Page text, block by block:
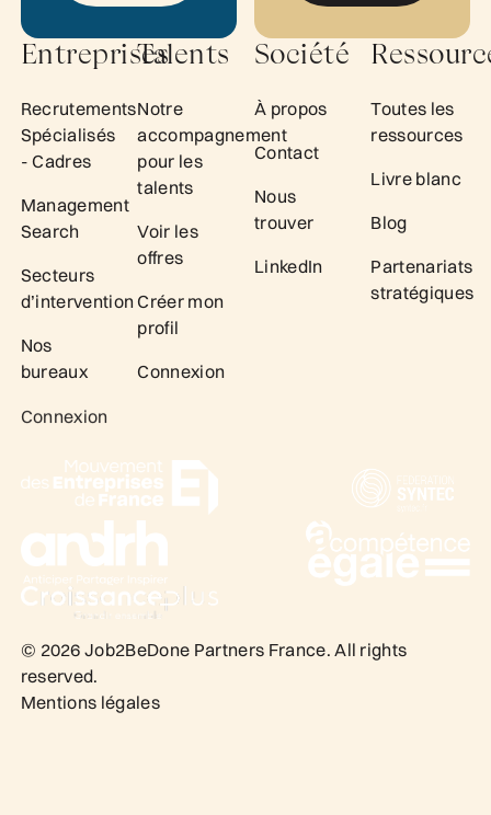
Entreprises
Recrutements
Spécialisés
- Cadres
Management
Search
Secteurs
d’intervention
Nos
bureaux
Connexion
Talents
Notre
accompagnement
pour les
talents
Voir les
offres
Créer mon
profil
Connexion
Société
À propos
Contact
Nous
trouver
LinkedIn
Toutes les
ressources
Livre blanc
Blog
Partenariats
stratégiques
© 2026 Job2BeDone Partners France. All rights
reserved.
Mentions légales